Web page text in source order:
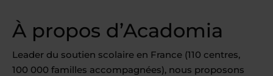
À propos d’Acadomia
Leader du soutien scolaire en France (110 centres,
100 000 familles accompagnées), nous proposons